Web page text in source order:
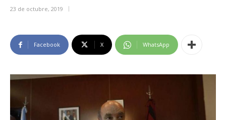
23 de octubre, 2019
Facebook X WhatsApp